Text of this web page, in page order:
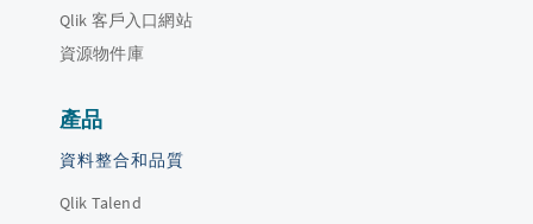
Qlik 客戶入口網站
資源物件庫
產品
資料整合和品質
Qlik Talend